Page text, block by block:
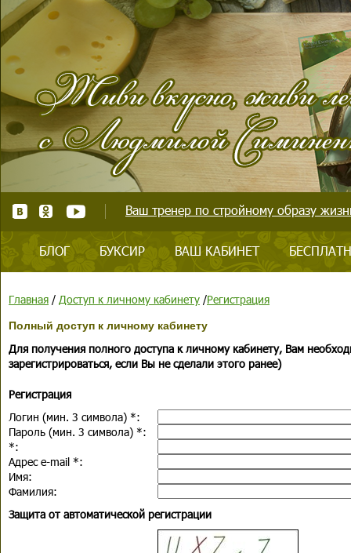
Ваш тренер по стройному образу
БЛОГ БУКСИР ВАШ КАБИНЕТ
Главная / Доступ к личному кабинету /Регистрация
Полный доступ к личному кабинету
Для получения полного доступа к личному кабинету, Вам
зарегистрироваться, если Вы не сделали этого ранее)
Регистрация
Логин (мин. 3 символа) *:
Пароль (мин. 3 символа) *:
*:
Адрес e-mail *:
Имя:
Фамилия:
Защита от автоматической регистрации